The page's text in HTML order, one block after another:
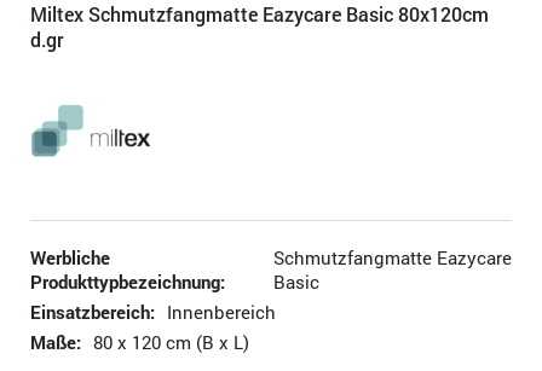
Miltex Schmutzfangmatte Eazycare Basic 80x120cm
d.gr
Werbliche
Produkttypbezeichnung:
Schmutzfangmatte Eazycare
Basic
Einsatzbereich: Innenbereich
Maße: 80 x 120 cm (B x L)